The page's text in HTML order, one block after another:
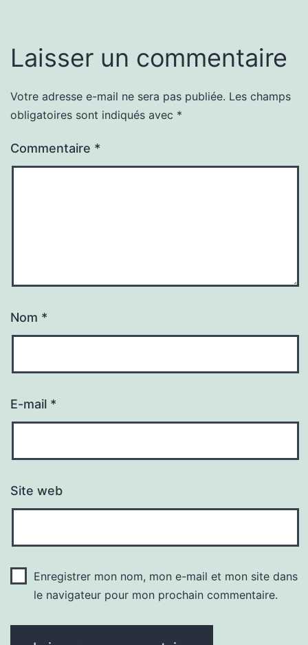
Laisser un commentaire
Votre adresse e-mail ne sera pas publiée. Les champs
obligatoires sont indiqués avec *
Commentaire *
Nom *
E-mail *
Site web
Enregistrer mon nom, mon e-mail et mon site dans
le navigateur pour mon prochain commentaire.